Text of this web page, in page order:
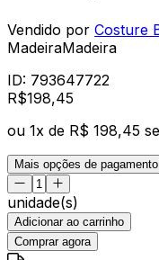
Vendido por Costure
MadeiraMadeira
ID: 793647722
R$198,45
ou 1x de R$ 198,45
Mais opções de pagamento
unidade(s)
Adicionar ao carrinho
Comprar agora